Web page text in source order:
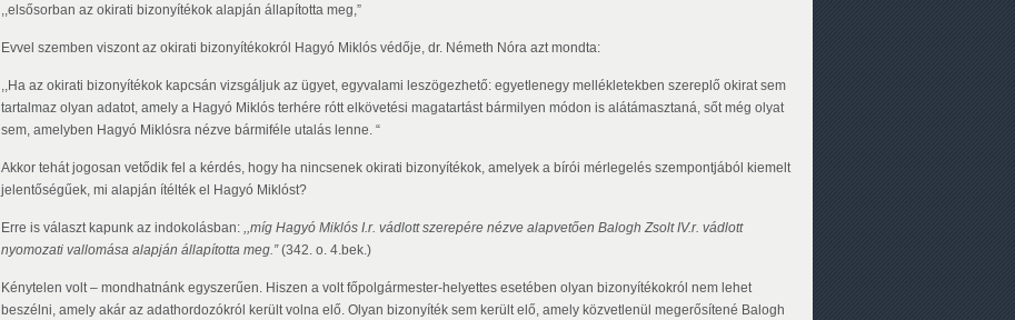
,,elsősorban az okirati bizonyítékok alapján állapította meg,”
Evvel szemben viszont az okirati bizonyítékokról Hagyó Miklós védője, dr. Németh Nóra azt mondta:
,,Ha az okirati bizonyítékok kapcsán vizsgáljuk az ügyet, egyvalami leszögezhető: egyetlenegy mellékletekben szereplő okirat sem
tartalmaz olyan adatot, amely a Hagyó Miklós terhére rótt elkövetési magatartást bármilyen módon is alátámasztaná, sőt még olyat
sem, amelyben Hagyó Miklósra nézve bármiféle utalás lenne. “
Akkor tehát jogosan vetődik fel a kérdés, hogy ha nincsenek okirati bizonyítékok, amelyek a bírói mérlegelés szempontjából kiemelt
jelentőségűek, mi alapján ítélték el Hagyó Miklóst?
Erre is választ kapunk az indokolásban:
,,míg Hagyó Miklós I.r. vádlott szerepére nézve alapvetően Balogh Zsolt IV.r. vádlott
nyomozati vallomása alapján állapította meg.”(342. o. 4.bek.)
Kénytelen volt – mondhatnánk egyszerűen. Hiszen a volt főpolgármester-helyettes esetében olyan bizonyítékokról nem lehet
beszélni, amely akár az adathordozókról került volna elő. Olyan bizonyíték sem került elő, amely közvetlenül megerősítené Balogh